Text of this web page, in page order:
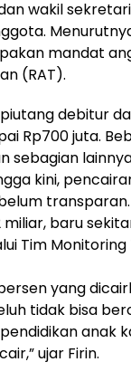
wakil
mandat
(RAT).
debitur
Rp700 juta.
sebagian
kini,
miliar, baru
Tim
yang
tidak bisa
anak
ujar Firin.